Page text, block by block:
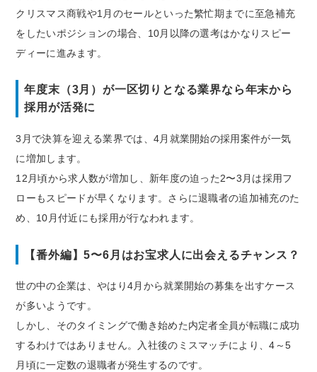
クリスマス商戦や1月のセールといった繁忙期までに至急補充
をしたいポジションの場合、10月以降の選考はかなりスピー
ディーに進みます。
年度末（3月）が一区切りとなる業界なら年末から
採用が活発に
3月で決算を迎える業界では、4月就業開始の採用案件が一気
に増加します。
12月頃から求人数が増加し、新年度の迫った2〜3月は採用フ
ローもスピードが早くなります。さらに退職者の追加補充のた
め、10月付近にも採用が行なわれます。
【番外編】5〜6月はお宝求人に出会えるチャンス？
世の中の企業は、やはり4月から就業開始の募集を出すケース
が多いようです。
しかし、そのタイミングで働き始めた内定者全員が転職に成功
するわけではありません。入社後のミスマッチにより、4～5
月頃に一定数の退職者が発生するのです。